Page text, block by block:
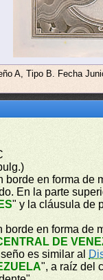
A, Tipo B. Fecha
en forma de
En la parte
" y la cláusula de
en forma de
DE
es similar al
", a raíz del